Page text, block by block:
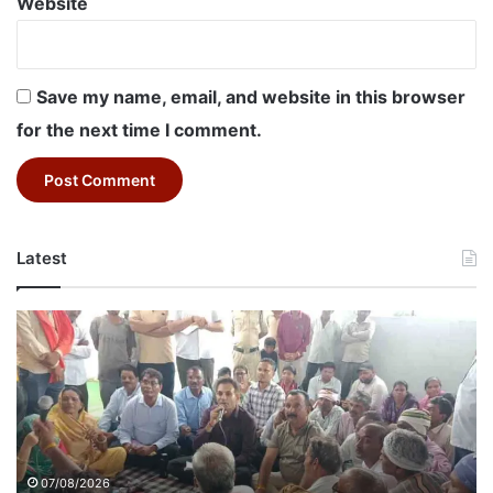
Save my name, email, and website in this browser
for the next time I comment.
Latest
Betul
News
Today:
मुख्यमंत्री
जन-
विश्वास
अभियान
में
07/08/2026